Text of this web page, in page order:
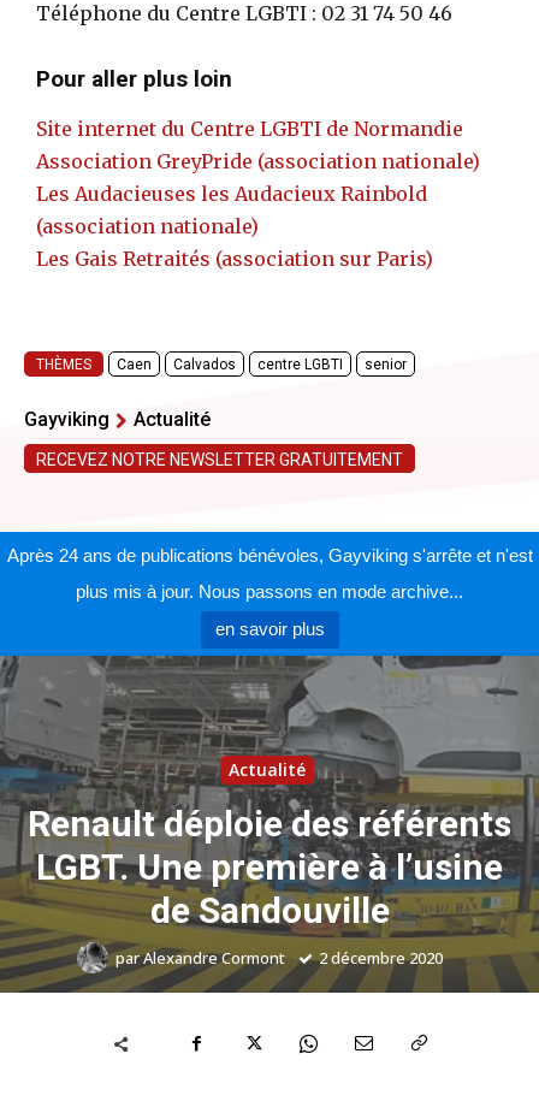
Téléphone du Centre LGBTI : 02 31 74 50 46
Pour aller plus loin
Site internet du Centre LGBTI de Normandie
Association GreyPride (association nationale)
Les Audacieuses les Audacieux Rainbold
(association nationale)
Les Gais Retraités (association sur Paris)
THÈMES Caen Calvados centre LGBTI senior
Gayviking Actualité
RECEVEZ NOTRE NEWSLETTER GRATUITEMENT